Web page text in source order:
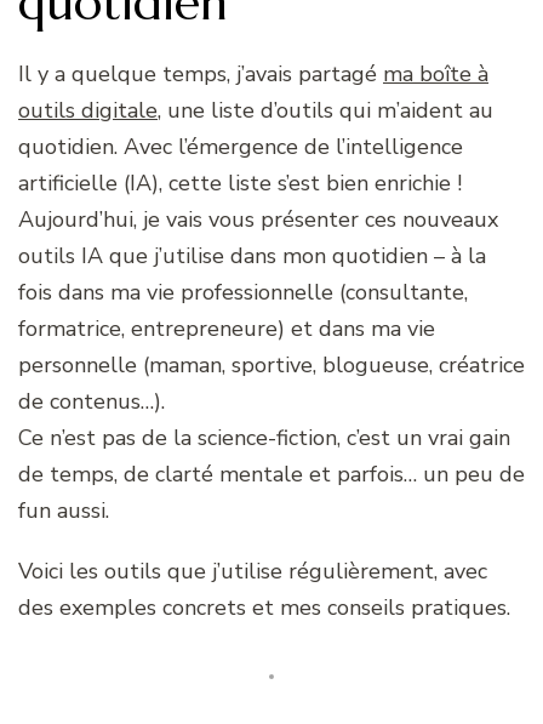
Il y a quelque temps, j’avais partagé ma boîte à
outils digitale, une liste d’outils qui m’aident au
quotidien. Avec l’émergence de l’intelligence
artificielle (IA), cette liste s’est bien enrichie !
Aujourd’hui, je vais vous présenter ces nouveaux
outils IA que j’utilise dans mon quotidien – à la
fois dans ma vie professionnelle (consultante,
formatrice, entrepreneure) et dans ma vie
personnelle (maman, sportive, blogueuse, créatrice
de contenus…).
Ce n’est pas de la science-fiction, c’est un vrai gain
de temps, de clarté mentale et parfois… un peu de
fun aussi.
Voici les outils que j’utilise régulièrement, avec
des exemples concrets et mes conseils pratiques.